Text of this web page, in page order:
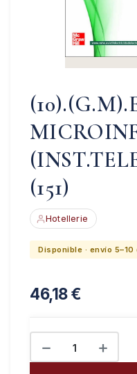
(151)
Hotellerie
Disponible · envío 5–10
46,18€